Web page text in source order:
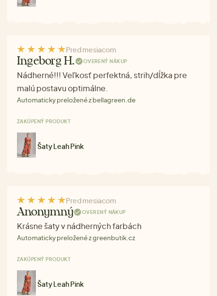
Pred mesiacom
Ingeborg H. OVERENÝ NÁKUP
Nádherné!!! Veľkosť perfektná, strih/dĺžka pre
malú postavu optimálne.
Automaticky preložené z bellagreen.de
ZAKÚPENÝ PRODUKT
Šaty Leah Pink
Pred mesiacom
Anonymný OVERENÝ NÁKUP
Krásne šaty v nádherných farbách
Automaticky preložené z greenbutik.cz
ZAKÚPENÝ PRODUKT
Šaty Leah Pink